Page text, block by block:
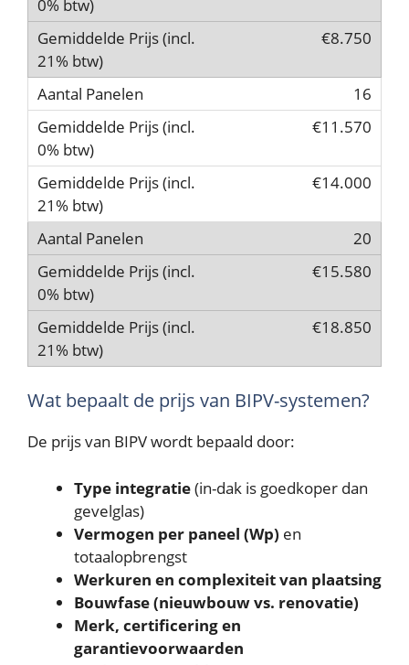
€8.750
16
€11.570
€14.000
20
€15.580
€18.850
Wat bepaalt de prijs van BIPV-systemen?
De prijs van BIPV wordt bepaald door:
Type integratie(in-dak is goedkoper dan
gevelglas)
Vermogen per paneel (Wp) en
totaalopbrengst
Werkuren en complexiteit van plaatsing
Bouwfase (nieuwbouw vs. renovatie)
Merk, certificering en
garantievoorwaarden